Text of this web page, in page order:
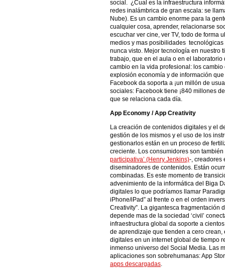
social. ¿Cual es la infraestructura
redes inalámbrica de gran escala: se
Nube). Es un cambio enorme para la
cualquier cosa, aprender, relacionarse
escuchar ver cine, ver TV, todo de forma
medios y mas posibilidades
nunca visto. Mejor tecnología en nuestro
trabajo, que en el aula o en el
cambio en la vida profesional: los
explosión economía y de información
Facebook da soporta a ¡un millón de
sociales: Facebook tiene ¡840 millones
que se relaciona cada día.
App Economy / App Creativity
La creación de contenidos digitales y el
gestión de los mismos y el uso de los
gestionarlos están en un proceso de
creciente. Los consumidores son
participativa’ (Henry Jenkins)-, creadores
diseminadores de contenidos. Están
combinadas. Es este momento de
advenimiento de la informática del Biga
digitales lo que podríamos llamar
iPhone/iPad” al frente o en el orden
Creativity”. La gigantesca fragmentación
depende mas de la sociedad ‘civil’
infraestructura global da soporte a
de aprendizaje que tienden a cero
digitales en un internet global de tiempo
inmenso universo del Social Media. Las
aplicaciones son sobrehumanas: App
apps descargadas.